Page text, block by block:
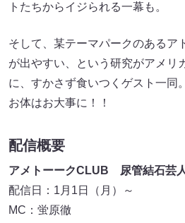
トたちからイジられる一幕も。
そして、某テーマパークのあるア
が出やすい、という研究がアメリ
に、すかさず食いつくゲスト一同
お体はお大事に！！
配信概要
アメトーークCLUB 尿管結石芸
配信日：1月1日（月）～
MC：蛍原徹